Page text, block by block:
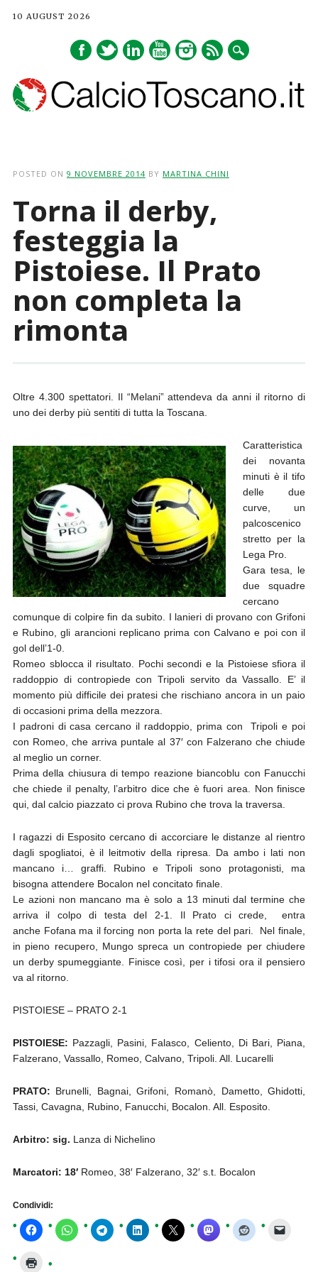
10 AUGUST 2026
POSTED ON 9 NOVEMBRE 2014 BY MARTINA CHINI
Torna il derby,
festeggia la
Pistoiese. Il Prato
non completa la
rimonta
Oltre 4.300 spettatori. Il “Melani” attendeva da anni il ritorno di
uno dei derby più sentiti di tutta la Toscana.
Caratteristica
dei novanta
minuti è il tifo
delle due
curve, un
palcoscenico
stretto per la
Lega Pro.
Gara tesa, le
due squadre
cercano
comunque di colpire fin da subito. I lanieri di provano con Grifoni
e Rubino, gli arancioni replicano prima con Calvano e poi con il
gol dell’1-0.
Romeo sblocca il risultato. Pochi secondi e la Pistoiese sfiora il
raddoppio di contropiede con Tripoli servito da Vassallo. E’ il
momento più difficile dei pratesi che rischiano ancora in un paio
di occasioni prima della mezzora.
I padroni di casa cercano il raddoppio, prima con Tripoli e poi
con Romeo, che arriva puntale al 37′ con Falzerano che chiude
al meglio un corner.
Prima della chiusura di tempo reazione biancoblu con Fanucchi
che chiede il penalty, l’arbitro dice che è fuori area. Non finisce
qui, dal calcio piazzato ci prova Rubino che trova la traversa.
I ragazzi di Esposito cercano di accorciare le distanze al rientro
dagli spogliatoi, è il leitmotiv della ripresa. Da ambo i lati non
mancano i… graffi. Rubino e Tripoli sono protagonisti, ma
bisogna attendere Bocalon nel concitato finale.
Le azioni non mancano ma è solo a 13 minuti dal termine che
arriva il colpo di testa del 2-1. Il Prato ci crede, entra
anche Fofana ma il forcing non porta la rete del pari. Nel finale,
in pieno recupero, Mungo spreca un contropiede per chiudere
un derby spumeggiante. Finisce così, per i tifosi ora il pensiero
va al ritorno.
PISTOIESE – PRATO 2-1
PISTOIESE: Pazzagli, Pasini, Falasco, Celiento, Di Bari, Piana,
Falzerano, Vassallo, Romeo, Calvano, Tripoli. All. Lucarelli
PRATO: Brunelli, Bagnai, Grifoni, Romanò, Dametto, Ghidotti,
Tassi, Cavagna, Rubino, Fanucchi, Bocalon. All. Esposito.
Arbitro: sig. Lanza di Nichelino
Marcatori: 18′ Romeo, 38′ Falzerano, 32′ s.t. Bocalon
Condividi: